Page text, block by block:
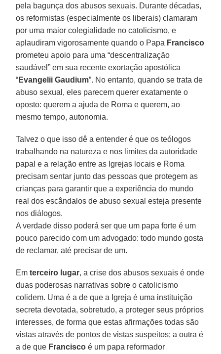
pela bagunça dos abusos sexuais. Durante décadas,
os reformistas (especialmente os liberais) clamaram
por uma maior colegialidade no catolicismo, e
aplaudiram vigorosamente quando o Papa Francisco
prometeu apoio para uma “descentralização
saudável” em sua recente exortação apostólica
“Evangelii Gaudium”. No entanto, quando se trata de
abuso sexual, eles parecem querer exatamente o
oposto: querem a ajuda de Roma e querem, ao
mesmo tempo, autonomia.
Talvez o que isso dê a entender é que os teólogos
trabalhando na natureza e nos limites da autoridade
papal e a relação entre as Igrejas locais e Roma
precisam sentar junto das pessoas que protegem as
crianças para garantir que a experiência do mundo
real dos escândalos de abuso sexual esteja presente
nos diálogos.
A verdade disso poderá ser que um papa forte é um
pouco parecido com um advogado: todo mundo gosta
de reclamar, até precisar de um.
Emterceiro lugar, a crise dos abusos sexuais é onde
duas poderosas narrativas sobre o catolicismo
colidem. Uma é a de que a Igreja é uma instituição
secreta devotada, sobretudo, a proteger seus próprios
interesses, de forma que estas afirmações todas são
vistas através de pontos de vistas suspeitos; a outra é
a de que Francisco é um papa reformador